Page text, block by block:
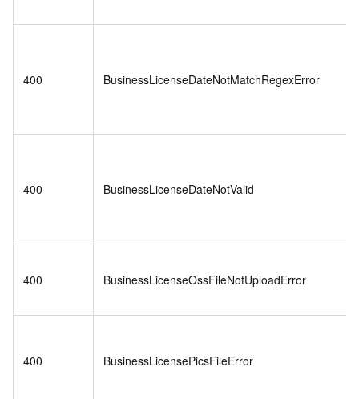
400 BusinessLicenseDateNotMatchRegexError
400 BusinessLicenseDateNotValid
400 BusinessLicenseOssFileNotUploadError
400 BusinessLicensePicsFileError